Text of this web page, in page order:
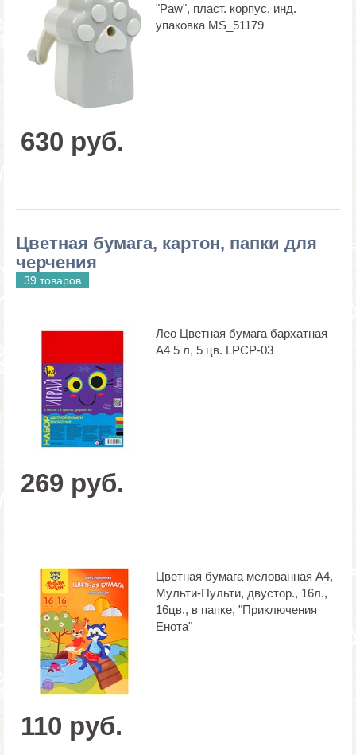
"Paw", пласт. корпус, инд.
упаковка MS_51179
630 руб.
Цветная бумага, картон, папки для
черчения
39 товаров
Лео Цветная бумага бархатная
А4 5 л, 5 цв. LPCP-03
269 руб.
Цветная бумага мелованная А4,
Мульти-Пульти, двустор., 16л.,
16цв., в папке, "Приключения
Енота"
110 руб.